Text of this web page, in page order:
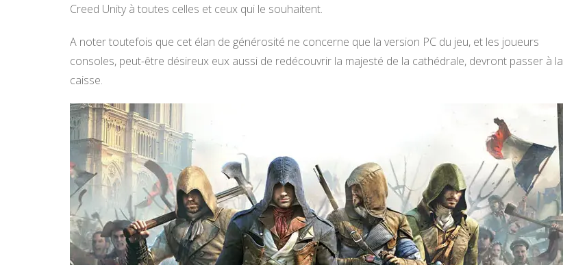
Creed Unity à toutes celles et ceux qui le souhaitent.
A noter toutefois que cet élan de générosité ne concerne que la version PC du jeu, et les joueurs
consoles, peut-être désireux eux aussi de redécouvrir la majesté de la cathédrale, devront passer à la
caisse.